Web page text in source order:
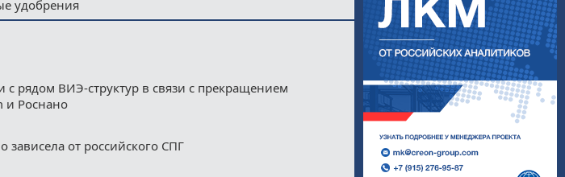
удобрения
с рядом ВИЭ-структур в связи с прекращением
и Роснано
зависела от российского СПГ